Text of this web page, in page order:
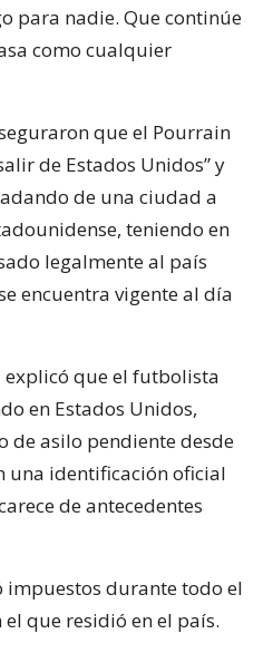
para nadie. Que continúe
como cualquier
que el Pourrain
de Estados Unidos” y
de una ciudad a
teniendo en
legalmente al país
encuentra vigente al día
que el futbolista
en Estados Unidos,
de asilo pendiente desde
una identificación oficial
de antecedentes
impuestos durante todo el
que residió en el país.